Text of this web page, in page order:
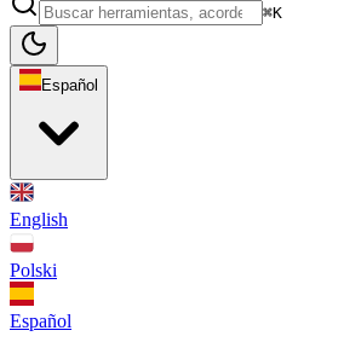
⌘K
Español
English
Polski
Español